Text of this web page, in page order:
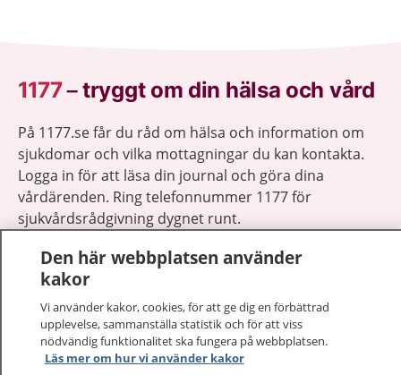
1177–tryggt om din hälsa och vård
På 1177.se får du råd om hälsa och information om
sjukdomar och vilka mottagningar du kan kontakta.
Logga in för att läsa din journal och göra dina
vårdärenden. Ring telefonnummer 1177 för
sjukvårdsrådgivning dygnet runt.
1177 på flera språk
Den här webbplatsen använder
kakor
Vi använder kakor, cookies, för att ge dig en förbättrad
upplevelse, sammanställa statistik och för att viss
nödvändig funktionalitet ska fungera på webbplatsen.
Läs mer om hur vi använder kakor